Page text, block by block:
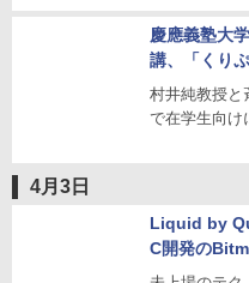
慶應義塾大
講、「くり
村井純教授と
で在学生向け
4月3日
Liquid by
C開発の